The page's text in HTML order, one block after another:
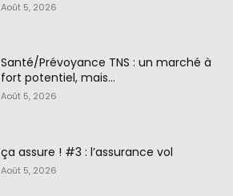
Août 5, 2026
Santé/Prévoyance TNS : un marché à
fort potentiel, mais…
Août 5, 2026
ça assure ! #3 : l’assurance vol
Août 5, 2026